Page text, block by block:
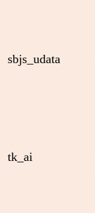
sbjs_udata
tk_ai